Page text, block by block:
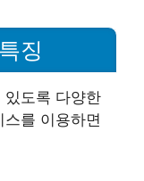
징
있도록 다양한
를 이용하면